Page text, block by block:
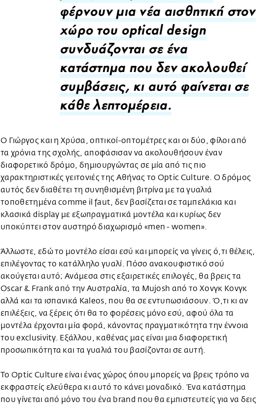
φέρνουν μια νέα αισθητική στον
χώρο του optical design
συνδυάζονται σε ένα
κατάστημα που δεν ακολουθεί
συμβάσεις, κι αυτό φαίνεται σε
κάθε λεπτομέρεια.
Ο Γιώργος και η Χρύσα, οπτικοί-οπτομέτρες και οι δύο, φίλοι από
τα χρόνια της σχολής, αποφάσισαν να ακολουθήσουν έναν
διαφορετικό δρόμο, δημιουργώντας σε μία από τις πιο
χαρακτηριστικές γειτονιές της Αθήνας το Optic Culture. Ο δρόμος
αυτός δεν διαθέτει τη συνηθισμένη βιτρίνα με τα γυαλιά
τοποθετημένα comme il faut, δεν βασίζεται σε ταμπελάκια και
κλασικά display με εξωπραγματικά μοντέλα και κυρίως δεν
υποκύπτει στον αυστηρό διαχωρισμό «men - women».
Άλλωστε, εδώ το μοντέλο είσαι εσύ και μπορείς να γίνεις ό,τι θέλεις,
επιλέγοντας το κατάλληλο γυαλί. Πόσο ανακουφιστικό σού
ακούγεται αυτό; Ανάμεσα στις εξαιρετικές επιλογές, θα βρεις τα
Oscar & Frank από την Αυστραλία, τα Mujosh από το Χονγκ Κονγκ
αλλά και τα ισπανικά Kaleos, που θα σε εντυπωσιάσουν. Ό,τι κι αν
επιλέξεις, να ξέρεις ότι θα το φορέσεις μόνο εσύ, αφού όλα τα
μοντέλα έρχονται μία φορά, κάνοντας πραγματικότητα την έννοια
του exclusivity. Εξάλλου, καθένας μας είναι μια διαφορετική
προσωπικότητα και τα γυαλιά του βασίζονται σε αυτή.
Το Optic Culture είναι ένας χώρος όπου μπορείς να βρεις τρόπο να
εκφραστείς ελεύθερα κι αυτό το κάνει μοναδικό. Ένα κατάστημα
που γίνεται από μόνο του ένα brand που θα εμπιστευτείς για να δεις